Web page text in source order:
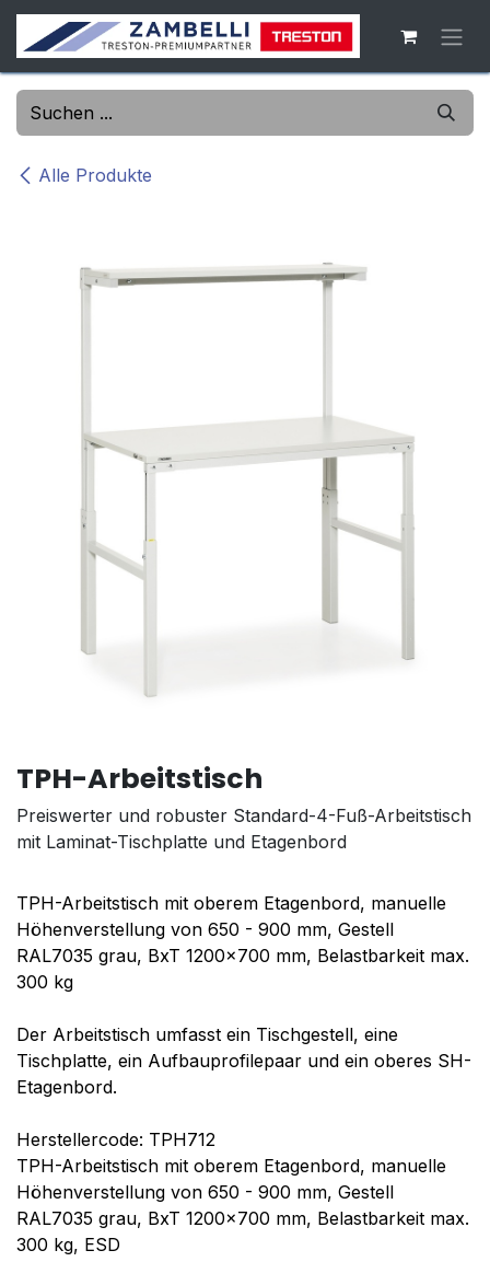
Zum Inhalt springen
Alle Produkte
TPH-Arbeitstisch
Preiswerter und robuster Standard-4-Fuß-Arbeitstisch
mit Laminat-Tischplatte und Etagenbord
TPH-Arbeitstisch mit oberem Etagenbord, manuelle
Höhenverstellung von 650 - 900 mm, Gestell
RAL7035 grau, BxT 1200x700 mm, Belastbarkeit max.
300 kg
Der Arbeitstisch umfasst ein Tischgestell, eine
Tischplatte, ein Aufbauprofilepaar und ein oberes SH-
Etagenbord.
Herstellercode: TPH712
TPH-Arbeitstisch mit oberem Etagenbord, manuelle
Höhenverstellung von 650 - 900 mm, Gestell
RAL7035 grau, BxT 1200x700 mm, Belastbarkeit max.
300 kg, ESD